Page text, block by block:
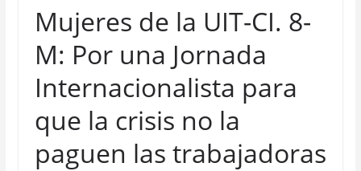
Mujeres de la UIT-CI. 8-
M: Por una Jornada
Internacionalista para
que la crisis no la
paguen las trabajadoras